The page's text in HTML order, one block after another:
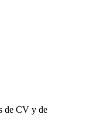
de CV y de